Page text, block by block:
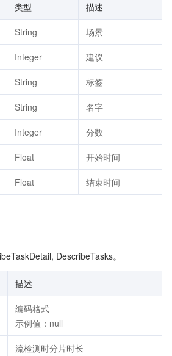
类型 描述
String 场景
Integer 建议
String 标签
String 名字
Integer 分数
Float 开始时间
Float 结束时间
DescribeTasks。
描述
编码格式
示例值：null
流检测时分片时长